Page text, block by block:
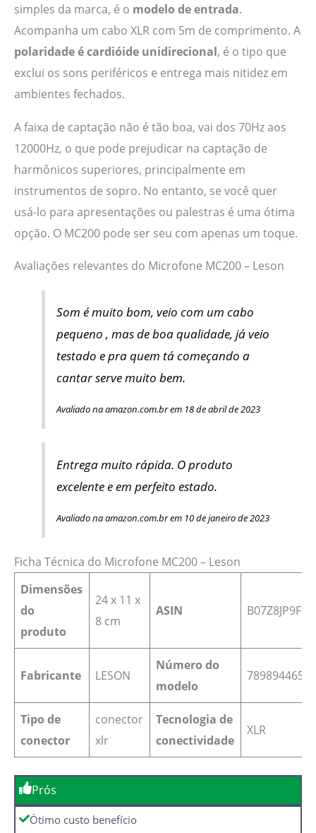
simples da marca, é o modelo de entrada.
Acompanha um cabo XLR com 5m de comprimento. A
polaridade é cardióide unidirecional, é o tipo que
exclui os sons periféricos e entrega mais nitidez em
ambientes fechados.
A faixa de captação não é tão boa, vai dos 70Hz aos
12000Hz, o que pode prejudicar na captação de
harmônicos superiores, principalmente em
instrumentos de sopro. No entanto, se você quer
usá-lo para apresentações ou palestras é uma ótima
opção. O MC200 pode ser seu com apenas um toque.
Avaliações relevantes do Microfone MC200 – Leson
Som é muito bom, veio com um cabo
pequeno , mas de boa qualidade, já veio
testado e pra quem tá começando a
cantar serve muito bem.
Avaliado na amazon.com.br em 18 de abril de 2023
Entrega muito rápida. O produto
excelente e em perfeito estado.
Avaliado na amazon.com.br em 10 de janeiro de 2023
Ficha Técnica do Microfone MC200 – Leson
Dimensões
do
produto
‎24 x 11 x
8 cm
ASIN B07Z8JP9FL
Fabricante LESON
Número do
modelo
Tipo de
conector
conector
xlr
Tecnologia de
conectividade
XLR
Prós
Ótimo custo benefício